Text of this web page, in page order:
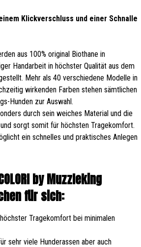
Klickverschluss und einer Schnalle
aus 100% original Biothane in
Handarbeit in höchster Qualität aus dem
Mehr als 40 verschiedene Modelle in
wirkenden Farben stehen sämtlichen
Hunden zur Auswahl.
durch sein weiches Material und die
sorgt somit für höchsten Tragekomfort.
ein schnelles und praktisches Anlegen
by Muzzleking
für sich:
Tragekomfort bei minimalen
sehr viele Hunderassen aber auch